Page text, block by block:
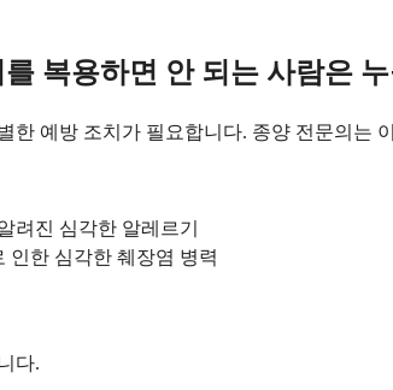
복용하면 안 되는 사람은
예방 조치가 필요합니다. 종양 전문의는
려진 심각한 알레르기
인한 심각한 췌장염 병력
다.